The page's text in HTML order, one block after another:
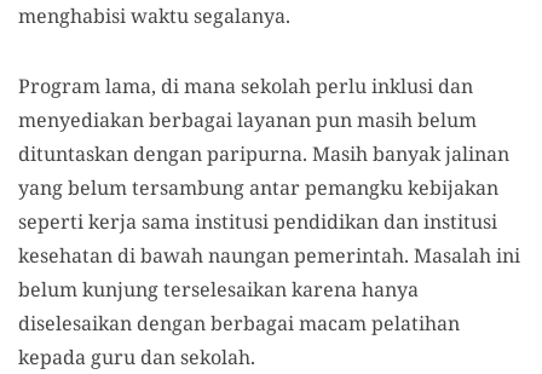
menghabisi waktu segalanya.
Program lama, di mana sekolah perlu inklusi dan
menyediakan berbagai layanan pun masih belum
dituntaskan dengan paripurna. Masih banyak jalinan
yang belum tersambung antar pemangku kebijakan
seperti kerja sama institusi pendidikan dan institusi
kesehatan di bawah naungan pemerintah. Masalah ini
belum kunjung terselesaikan karena hanya
diselesaikan dengan berbagai macam pelatihan
kepada guru dan sekolah.